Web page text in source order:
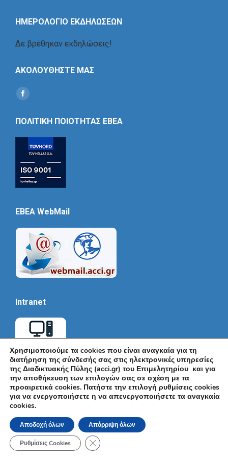
ΗΜΕΡΟΛΟΓΙΟ ΕΚΔΗΛΩΣΕΩΝ
Δε βρέθηκαν εκδηλώσεις!
ΑΚΟΛΟΥΘΗΣΤΕ ΜΑΣ
Find us on:
Social
ΠΟΛΙΤΙΚΗ ΠΟΙΟΤΗΤΑΣ ΕΒΕΑ
EBEA WebMail
Intranet
© Εμπορικό και Βιομηχανικό Επιμελητήριο Αθηνών 2026 |
Ακαδημίας 7, ΤΚ: 10671, Αθήνα, Τηλ: +30 210 3604815, e-mail:
info@acci.gr
Όροι Χρήσης|Πολιτική Ασφάλειας|Πολιτική Απορρήτου
Προσβασιμότητας
Powered by KNOWLEDGE A.E.
Χρησιμοποιούμε τα cookies που είναι αναγκαία για τη
διατήρηση της σύνδεσής σας στις ηλεκτρονικές υπηρεσίες
της Διαδικτυακής Πύλης (acci.gr) του Επιμελητηρίου και για
την αποθήκευση των επιλογών σας σε σχέση με τα
προαιρετικά cookies. Πατήστε την επιλογή ρυθμίσεις cookies
για να ενεργοποιήσετε η να απενεργοποιήσετε τα αναγκαία
cookies.
Αποδοχή όλων Απόρριψη όλων
Ρυθμίσεις Cookies Κλείσιμο του Cookie banner για το GDPR